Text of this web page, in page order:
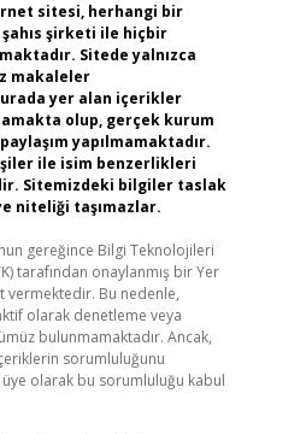
sitesi, herhangi bir
şirketi ile hiçbir
Sitede yalnızca
makaleler
yer alan içerikler
olup, gerçek kurum
yapılmamaktadır.
ile isim benzerlikleri
Sitemizdeki bilgiler taslak
niteliği taşımazlar.
gereğince Bilgi Teknolojileri
tarafından onaylanmış bir Yer
vermektedir. Bu nedenle,
olarak denetleme veya
bulunmamaktadır. Ancak,
sorumluluğunu
olarak bu sorumluluğu kabul